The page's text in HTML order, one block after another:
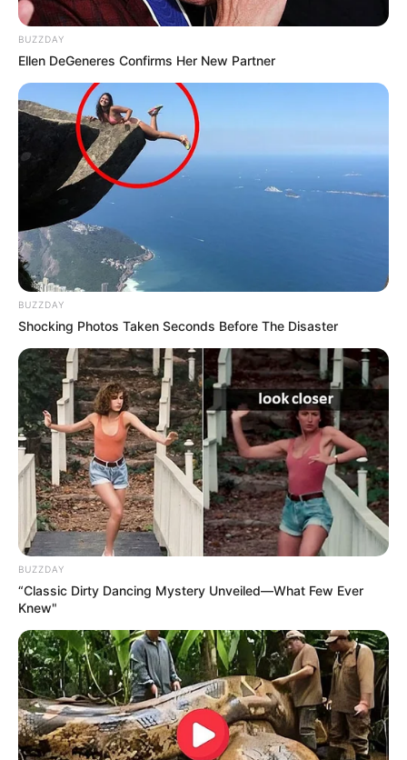
BUZZDAY
Ellen DeGeneres Confirms Her New Partner
BUZZDAY
Shocking Photos Taken Seconds Before The Disaster
BUZZDAY
“Classic Dirty Dancing Mystery Unveiled—What Few Ever
Knew"